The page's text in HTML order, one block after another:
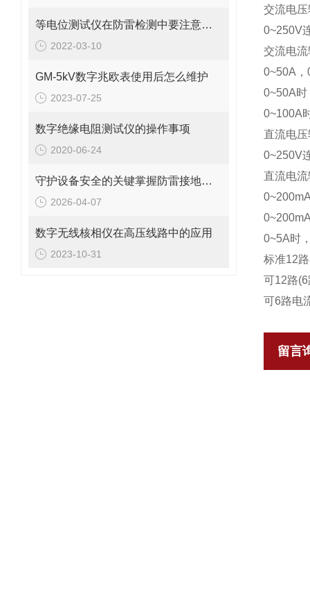
等电位测试仪在防雷检测中要注意的事项
2022-03-10
GM-5kV数字兆欧表使用后怎么维护
2023-07-25
数字绝缘电阻测试仪的操作事项
2020-06-24
守护设备安全的关键掌握防雷接地电阻的测量方法
2026-04-07
数字无线核相仪在高压线路中的应用
2023-10-31
交流电
0~250V
交流电
0~50A，
0~50A时
0~100A
直流电
0~250V
直流电
0~5A时
标准12
可12路
可6路电
留言